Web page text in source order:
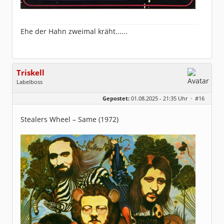
Ehe der Hahn zweimal kräht......
Triskell
Labelboss
Alter:
68
Dabei seit:
04 / 2006
Gepostet: 01.08.2025 - 21:35 Uhr · #16
Stealers Wheel – Same (1972)